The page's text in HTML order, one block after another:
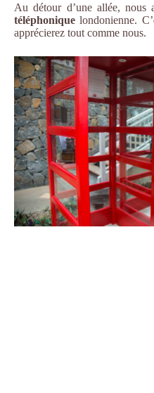
Au détour d’une allée, nous
téléphonique londonienne.
apprécierez tout comme nous.